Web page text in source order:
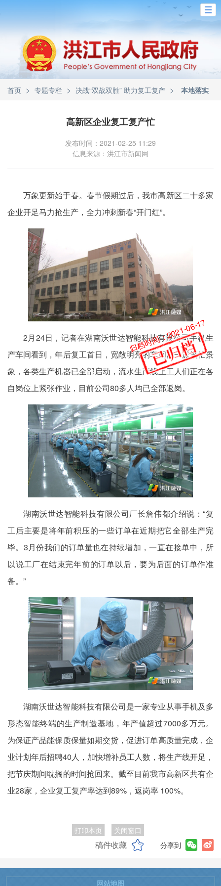
首页 > 专题专栏 > 决战“双战双胜” 助力复工复产 > 本地落实
高新区企业复工复产忙
发布时间：2021-02-25 11:29
信息来源：洪江市新闻网
万象更新始于春。春节假期过后，我市高新区二十多家
企业开足马力抢生产，全力冲刺新春“开门红”。
2月24日，记者在湖南沃世达智能科技有限公司手机生
产车间看到，年后复工首日，宽敞明亮的车间内一派繁忙景
象，各类生产机器已全部启动，流水生产线上工人们正在各
自岗位上紧张作业，目前公司80多人均已全部返岗。
湖南沃世达智能科技有限公司厂长詹伟都介绍说：“复
工后主要是将年前积压的一些订单在近期把它全部生产完
毕。3月份我们的订单量也在持续增加，一直在接单中，所
以说工厂在结束完年前的订单以后，要为后面的订单作准
备。”
湖南沃世达智能科技有限公司是一家专业从事手机及多
形态智能终端的生产制造基地，年产值超过7000多万元。
为保证产品能保质保量如期交货，促进订单高质量完成，企
业计划年后招聘40人，加快增补员工人数，将生产线开足，
把节庆期间耽搁的时间抢回来。截至目前我市高新区共有企
业28家，企业复工复产率达到89%，返岗率 100%。
打印本页 关闭窗口
稿件收藏 分享到
网站地图
归档时间：2021-06-17